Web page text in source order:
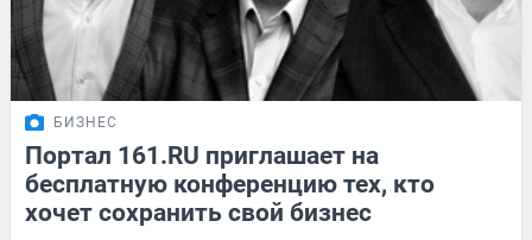
БИЗНЕС
Портал 161.RU приглашает на
бесплатную конференцию тех, кто
хочет сохранить свой бизнес